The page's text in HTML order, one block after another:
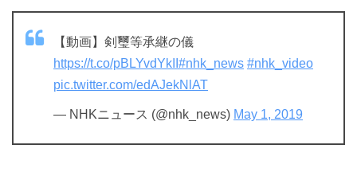
【動画】剣璽等承継の儀
https://t.co/pBLYvdYkII #nhk_news #nhk_video
pic.twitter.com/edAJekNlAT
— NHKニュース (@nhk_news) May 1, 2019